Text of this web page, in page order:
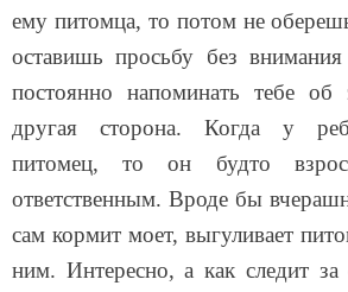
ему питомца, то потом не
оставишь просьбу без
постоянно напоминать тебе
другая сторона. Когда у
питомец, то он будто
ответственным. Вроде бы
сам кормит моет, выгуливает
ним. Интересно, а как следит